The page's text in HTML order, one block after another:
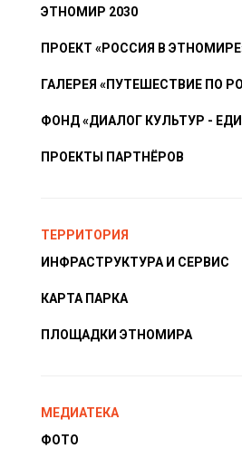
ЭТНОМИР 2030
ПРОЕКТ «РОССИЯ В
ГАЛЕРЕЯ «ПУТЕШЕСТВИЕ ПО
ФОНД «ДИАЛОГ КУЛЬТУР -
ПРОЕКТЫ ПАРТНЁРОВ
ТЕРРИТОРИЯ
ИНФРАСТРУКТУРА И СЕРВИС
КАРТА ПАРКА
ПЛОЩАДКИ ЭТНОМИРА
МЕДИАТЕКА
ФОТО